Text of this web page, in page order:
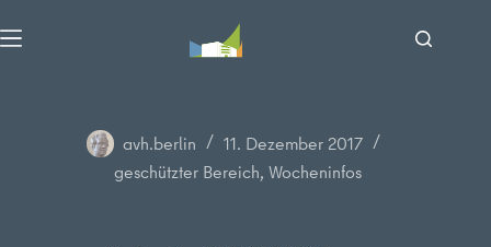
Inhalt
avh.berlin
11. Dezember 2017
geschützter Bereich,Wocheninfos